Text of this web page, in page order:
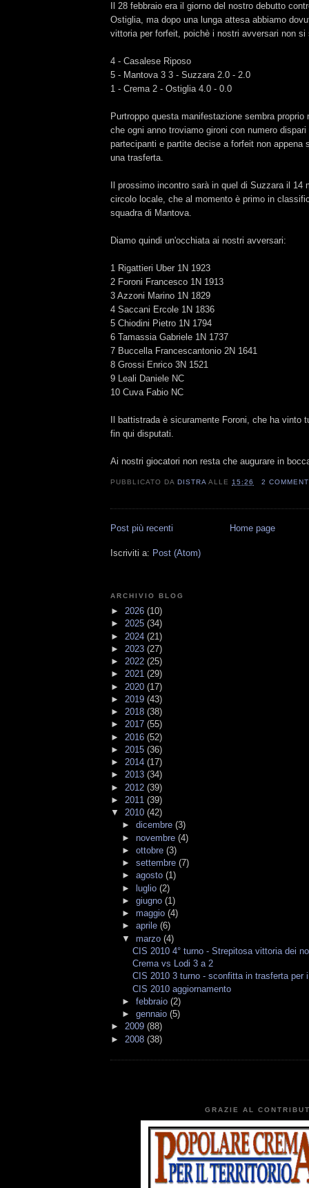
Il 28 febbraio era il giorno del nostro debutto
Ostiglia, ma dopo una lunga attesa abbiamo
vittoria per forfeit, poichè i nostri avversari non si
4 - Casalese Riposo
5 - Mantova 3 3 - Suzzara 2.0 - 2.0
1 - Crema 2 - Ostiglia 4.0 - 0.0
Purtroppo questa manifestazione sembra
che ogni anno troviamo gironi con numero dispari
partecipanti e partite decise a forfeit non appena
una trasferta.
Il prossimo incontro sarà in quel di Suzzara il 14
circolo locale, che al momento è primo in
squadra di Mantova.
Diamo quindi un'occhiata ai nostri avversari:
1 Rigattieri Uber 1N 1923
2 Foroni Francesco 1N 1913
3 Azzoni Marino 1N 1829
4 Saccani Ercole 1N 1836
5 Chiodini Pietro 1N 1794
6 Tamassia Gabriele 1N 1737
7 Buccella Francescantonio 2N 1641
8 Grossi Enrico 3N 1521
9 Leali Daniele NC
10 Cuva Fabio NC
Il battistrada è sicuramente Foroni, che ha vinto
fin qui disputati.
Ai nostri giocatori non resta che augurare in
PUBBLICATO DADISTRA ALLE15:26 2
Post più recenti Home page
Iscriviti a: Post (Atom)
ARCHIVIO BLOG
► 2026 (10)
► 2025 (34)
► 2024 (21)
► 2023 (27)
► 2022 (25)
► 2021 (29)
► 2020 (17)
► 2019 (43)
► 2018 (38)
► 2017 (55)
► 2016 (52)
► 2015 (36)
► 2014 (17)
► 2013 (34)
► 2012 (39)
► 2011 (39)
▼ 2010 (42)
► dicembre (3)
► novembre (4)
► ottobre (3)
► settembre (7)
► agosto (1)
► luglio (2)
► giugno (1)
► maggio (4)
► aprile (6)
▼ marzo (4)
CIS 2010 4° turno - Strepitosa vittoria dei
Crema vs Lodi 3 a 2
CIS 2010 3 turno - sconfitta in trasferta per
CIS 2010 aggiornamento
► febbraio (2)
► gennaio (5)
► 2009 (88)
► 2008 (38)
GRAZIE AL